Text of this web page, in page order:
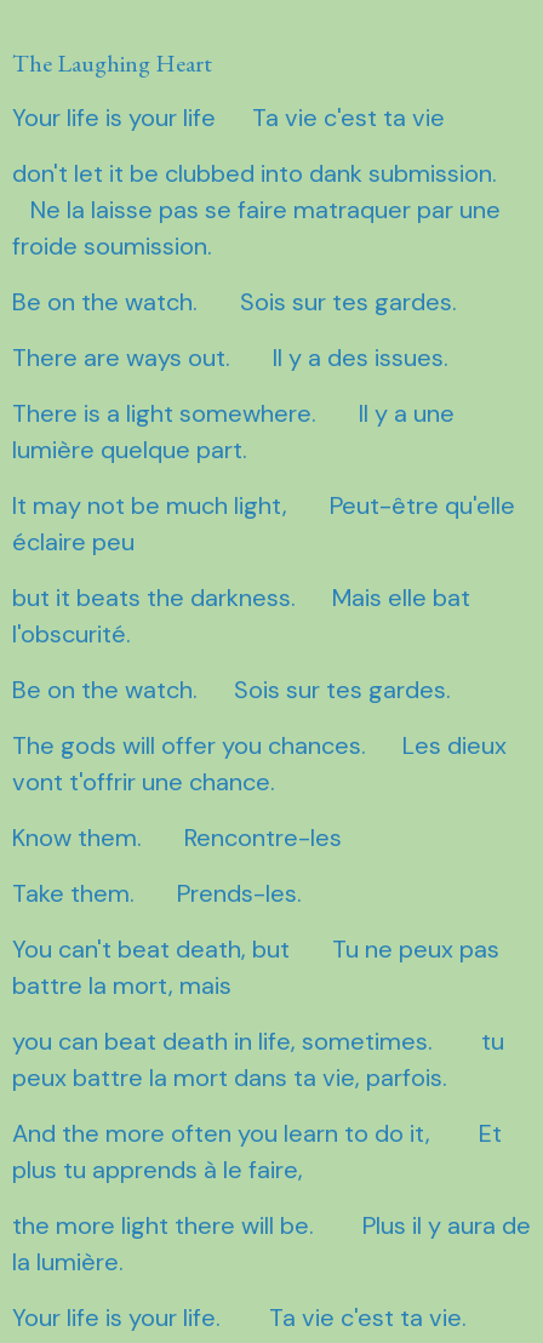
The Laughing Heart
Your life is your life Ta vie c'est ta vie
don't let it be clubbed into dank submission.
Ne la laisse pas se faire matraquer par une
froide soumission.
Be on the watch. Sois sur tes gardes.
There are ways out. Il y a des issues.
There is a light somewhere. Il y a une
lumière quelque part.
It may not be much light, Peut-être qu'elle
éclaire peu
but it beats the darkness. Mais elle bat
l'obscurité.
Be on the watch. Sois sur tes gardes.
The gods will offer you chances. Les dieux
vont t'offrir une chance.
Know them. Rencontre-les
Take them. Prends-les.
You can't beat death, but Tu ne peux pas
battre la mort, mais
you can beat death in life, sometimes. tu
peux battre la mort dans ta vie, parfois.
And the more often you learn to do it, Et
plus tu apprends à le faire,
the more light there will be. Plus il y aura de
la lumière.
Your life is your life. Ta vie c'est ta vie.